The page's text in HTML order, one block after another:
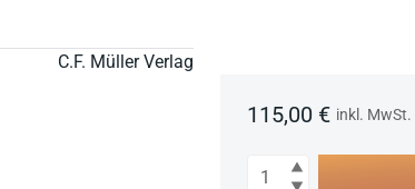
C.F. Müller Verlag
115,00 € inkl. MwSt.
Anzahl In